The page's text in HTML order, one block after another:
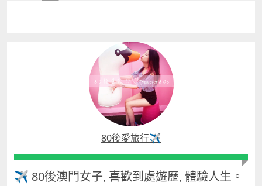
80後愛旅行✈️
✈ 80後澳門女子, 喜歡到處遊歷, 體驗人生。